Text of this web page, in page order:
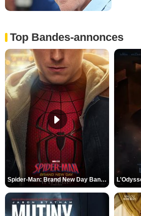
Top Bandes-annonces
Spider-Man: Brand New Day Bande-annonce VO STFR